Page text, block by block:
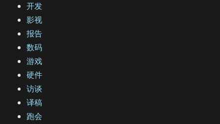
开发
影视
报告
数码
游戏
硬件
访谈
译稿
跑会